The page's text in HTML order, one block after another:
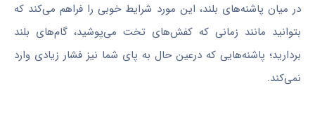
در میان پاشنه‌های بلند، این مورد شرایط خوبی را فراهم می‌کند که
بتوانید مانند زمانی که کفش‌های تخت می‌پوشید، گام‌های بلند
بردارید؛ پاشنه‌هایی که درعین حال به پای شما نیز فشار زیادی وارد
نمی‌کند.